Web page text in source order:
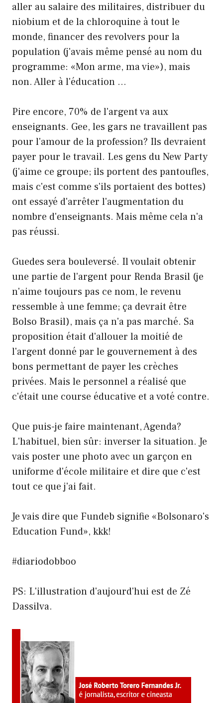
aller au salaire des militaires, distribuer du
niobium et de la chloroquine à tout le
monde, financer des revolvers pour la
population (j'avais même pensé au nom du
programme: «Mon arme, ma vie»), mais
non. Aller à l'éducation …
Pire encore, 70% de l'argent va aux
enseignants. Gee, les gars ne travaillent pas
pour l'amour de la profession? Ils devraient
payer pour le travail. Les gens du New Party
(j'aime ce groupe; ils portent des pantoufles,
mais c'est comme s'ils portaient des bottes)
ont essayé d'arrêter l'augmentation du
nombre d'enseignants. Mais même cela n'a
pas réussi.
Guedes sera bouleversé. Il voulait obtenir
une partie de l'argent pour Renda Brasil (je
n'aime toujours pas ce nom, le revenu
ressemble à une femme; ça devrait être
Bolso Brasil), mais ça n'a pas marché. Sa
proposition était d'allouer la moitié de
l'argent donné par le gouvernement à des
bons permettant de payer les crèches
privées. Mais le personnel a réalisé que
c'était une course éducative et a voté contre.
Que puis-je faire maintenant, Agenda?
L'habituel, bien sûr: inverser la situation. Je
vais poster une photo avec un garçon en
uniforme d'école militaire et dire que c'est
tout ce que j'ai fait.
Je vais dire que Fundeb signifie «Bolsonaro's
Education Fund», kkk!
#diariodobboo
PS: L'illustration d'aujourd'hui est de Zé
Dassilva.